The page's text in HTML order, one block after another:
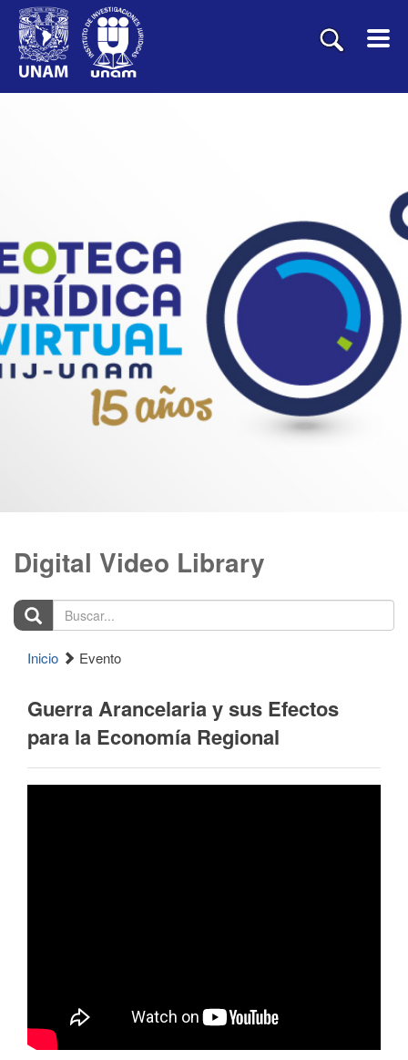
Digital Video Library
Buscar...
Inicio Evento
Guerra Arancelaria y sus Efectos
para la Economía Regional